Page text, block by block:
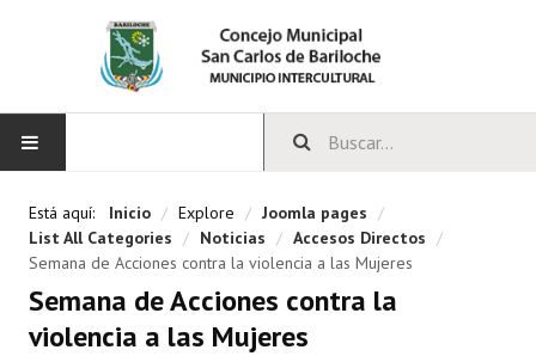
CONCEJO
Bloques Políticos
Está aquí: Inicio / Explore / Joomla pages /
List All Categories / Noticias / Accesos Directos /
Semana de Acciones contra la violencia a las Mujeres
Semana de Acciones contra la
violencia a las Mujeres